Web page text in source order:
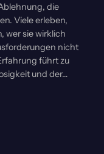
die
Viele erleben,
wer sie wirklich
nicht
führt zu
und der…